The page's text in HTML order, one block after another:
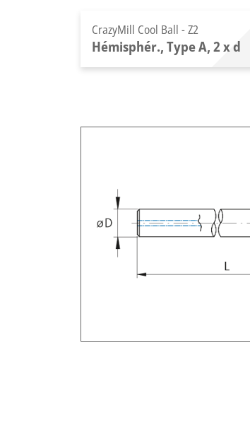
CrazyMill Cool Ball - Z2
Hémisphér., Type A, 2 x d